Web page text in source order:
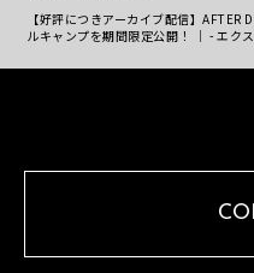
【好評につきアーカイブ配信】AFTER
ルキャンプを期間限定公開！ ｜ - エク